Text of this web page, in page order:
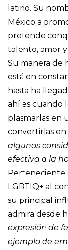
latino. Su
México a
pretende
talento, amor y
Su manera de
está en
hasta ha
ahí es cuando
plasmarlas en
convertirlas en
algunos
efectiva a la
Perteneciente
LGBTIQ+ al
su principal
admira desde
expresión de
ejemplo de